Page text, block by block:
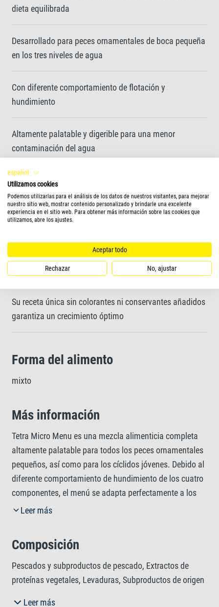
dieta equilibrada
Desarrollado para peces ornamentales de boca pequeña
en los tres niveles de agua
Con diferente comportamiento de flotación y
hundimiento
Altamente palatable y digerible para una menor
contaminación del agua
Receta ideal elaborada con ingredientes de alta calidad
y todos los nutrientes esenciales como vitaminas,
minerales y oligoelementos para una dieta diaria
completa
Agua transparente y de mejor calidad gracias al
alimento de fácil ingesta y altamente digestible
Su receta única sin colorantes ni conservantes añadidos
garantiza un crecimiento óptimo
Forma del alimento
mixto
Más información
Tetra Micro Menu es una mezcla alimenticia completa
altamente palatable para todos los peces ornamentales
pequeños, así como para los cíclidos jóvenes. Debido al
diferente comportamiento de hundimiento de los cuatro
componentes, el menú se adapta perfectamente a los
peces de los tres niveles de agua. Con un diámetro de
pequeños de su acuario disfrutarán de la alimentación
diaria. Además, los componentes son ideales para los
peces pequeños, ya que se ablandan rápidamente en el
Leer más
Composición
Pescados y subproductos de pescado, Extractos de
proteínas vegetales, Levaduras, Subproductos de origen
Leer más
español
Utilizamos cookies
Podemos utilizarlas para el análisis de los datos de nuestros visitantes, para mejorar
nuestro sitio web, mostrar contenido personalizado y brindarle una excelente
experiencia en el sitio web. Para obtener más información sobre las cookies que
utilizamos, abre los ajustes.
Aceptar todo
Rechazar No, ajustar